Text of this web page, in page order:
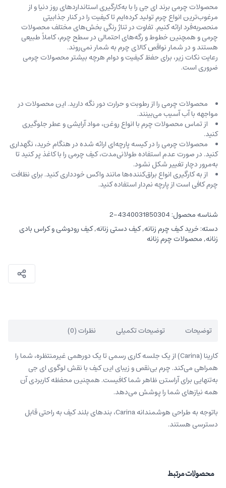
محصولات چرمی برند ای جی را با به‌کارگیری استانداردهای روز دنیا و از
مرغوب‌ترین انواع چرم تولید کرده‌ایم تا کیفیت را در کنار جذابیتی
منحصربه‌فرد ارائه کنیم. تفاوت در تناژ رنگی بخش‌های مختلف محصولات
چرمی و همچنین خطوط و رگه‌‌های احتمالی در سطح چرم، کاملاً طبیعی
هستند و در شمار نواقص کالای چرم به شمار نمی‌روند.
رعایت نکات زیر، برای حفظ کیفیت و دوام هرچه بیشتر محصولات چرمی
ضروری است.
محصولات چرمی را از رطوبت و حرارت دور نگه دارید. این محصولات در
مواجهه با آب آسیب می‌بینند.
از تماس محصولات چرم با انواع روغن‌، مواد آرایشی و عطر جلوگیری
کنید.
محصولات چرمی را در کیسه‌ پارچه‌ای ارائه شده در هنگام خرید، ‌نگهداری
کنید. در صورت عدم استفاده طولانی‌مدت، کیف‌ چرمی را با کاغذ پر کنید تا
به‌مرور دچار تغییر شکل نشود.
از به کارگیری انواع براق‌کننده‌ها مانند واکس خودداری کنید. برای نظافت
چرم کافی است از پارچه‌ نم‌دار استفاده کنید.
شناسه محصول: 4340031850304-2
دسته: خرید کیف چرم زنانه,کیف دستی زنانه,کیف رودوشی و کراس بادی
زنانه,محصولات چرم زنانه
توضیحات توضیحات تکمیلی نظرات (0)
کارینا (Carina) از یک جلسه کاری رسمی تا یک دورهمی غیرمنتظره، شما را
همراهی می‌کند. چرم بی‌نقص و زیبای این کیف با نقش لوگوی ای جی
به‌تنهایی برای آراستن ظاهر شما کافیست. همچنین محفظه کاربردی آن
همه نیازهای شما را پوشش می‌دهد.
باتوجه به طراحی هوشمندانه Carina، بندهای بلند کیف به راحتی قابل
دسترسی هستند.
محصولات مرتبط